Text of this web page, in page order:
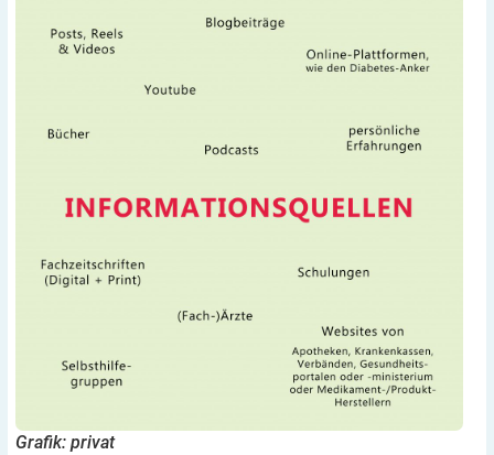
Grafik: privat